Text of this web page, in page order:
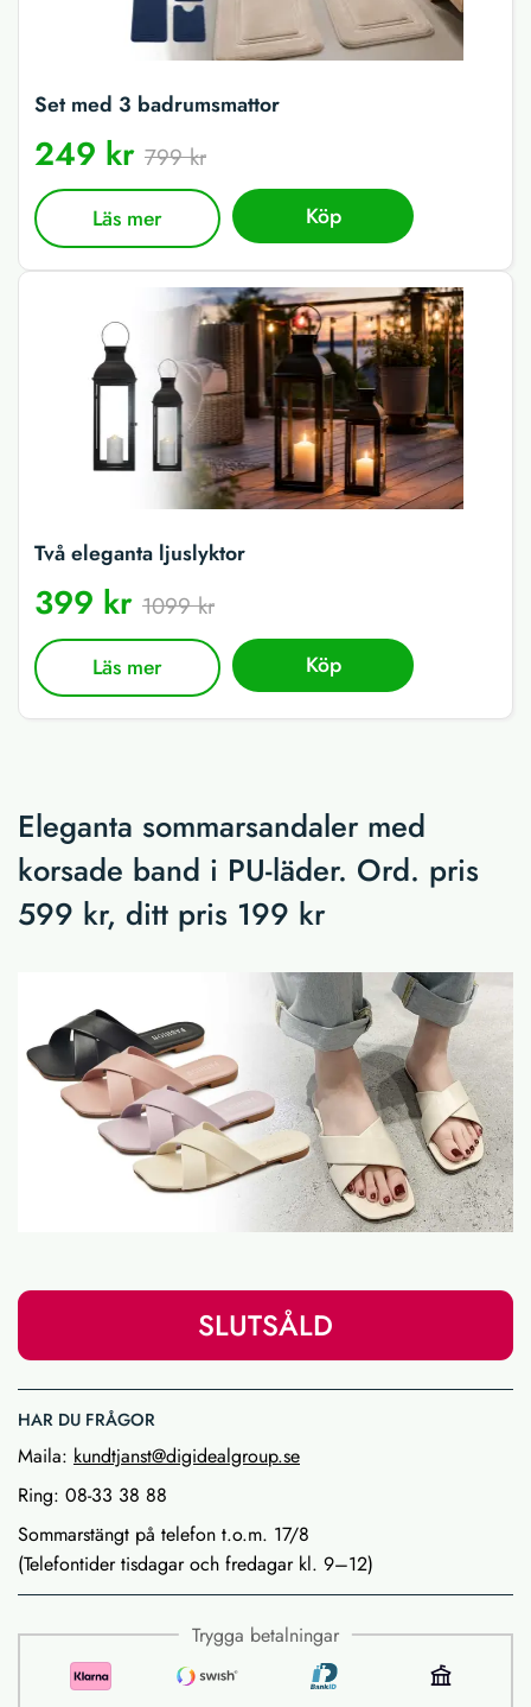
Set med 3 badrumsmattor
249 kr 799 kr
Läs mer Köp
Två eleganta ljuslyktor
399 kr 1099 kr
Läs mer Köp
Eleganta sommarsandaler med
korsade band i PU-läder. Ord. pris
599 kr, ditt pris 199 kr
SLUTSÅLD
HAR DU FRÅGOR
Maila: kundtjanst@digidealgroup.se
Ring: 08-33 38 88
Sommarstängt på telefon t.o.m. 17/8
(Telefontider tisdagar och fredagar kl. 9–12)
Trygga betalningar